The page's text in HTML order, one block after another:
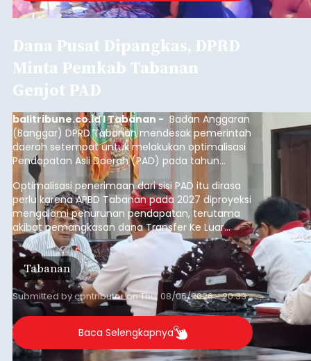
Dana Pusat Dipangkas, DPRD
Minta Pemkab Tabanan
Genjot PAD
balitribune.co.id I Tabanan - Badan Anggaran
(Banggar) DPRD Tabanan mendesak pemerintah
daerah setempat untuk melakukan optimalisasi
Pendapatan Asli Daerah (PAD) pada tahun
anggaran 2027.
Optimalisasi penerimaan dari sisi PAD itu dirasa
perlu karena APBD Tabanan pada 2027 diproyeksi
mengalami penurunan pendapatan, terutama
akibat pemangkasan dana Transfer Ke Luar
Daerah (TKD) dari pemerintah pusat.
Tabanan
Submitted bycontributoronThu, 08/06/2026 - 20:33
Baca Selengkapnya